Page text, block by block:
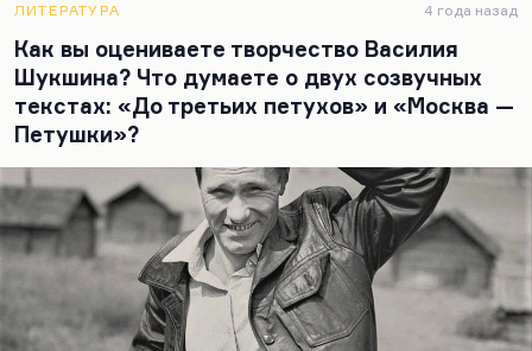
романах, как «Любавины», или в повестях, как
«Там, вдали» (это вторая часть «Любавиных»), он
хотя и с осторожностью, но все-таки нащупывал
пути будущего и чувствовал себя на родине
вполне органично.
Путь Шукшина — это путь от Пашки
Колокольникова к Егору Прокудину, от такого
парня, простого и наивного парня,…
ЛИТЕРАТУРА 4 года назад
Как вы оцениваете творчество Василия
Шукшина? Что думаете о двух созвучных
текстах: «До третьих петухов» и «Москва —
Петушки»?